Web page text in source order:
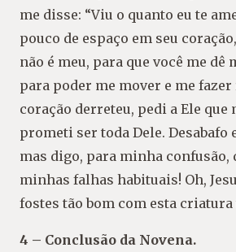
me disse: “Viu o quanto eu te
pouco de espaço em seu
não é meu, para que você me dê
para poder me mover e me fazer
coração derreteu, pedi a Ele que
prometi ser toda Dele. Desabafo
mas digo, para minha confusão,
minhas falhas habituais! Oh,
fostes tão bom com esta
4 – Conclusão da Novena.